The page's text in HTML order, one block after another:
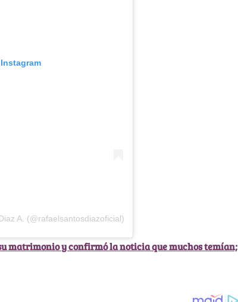
A. (@rafaelsantosdiazoficial)
matrimonio y confirmó la noticia que muchos temían;